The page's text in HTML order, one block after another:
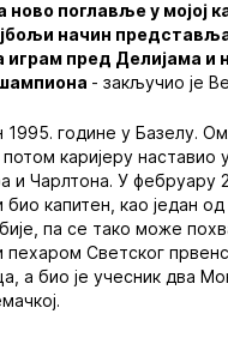
поглавље у мојој
начин
пред Делијама и
- закључио је
године у Базелу.
каријеру
и Чарлтона. У фебруару
капитен, као један
па се тако може
пехаром Светског
а био је учесник два